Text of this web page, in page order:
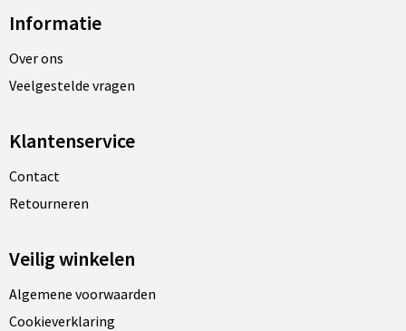
Informatie
Over ons
Veelgestelde vragen
Klantenservice
Contact
Retourneren
Veilig winkelen
Algemene voorwaarden
Cookieverklaring